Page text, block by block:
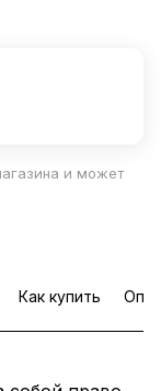
и может
Как купить